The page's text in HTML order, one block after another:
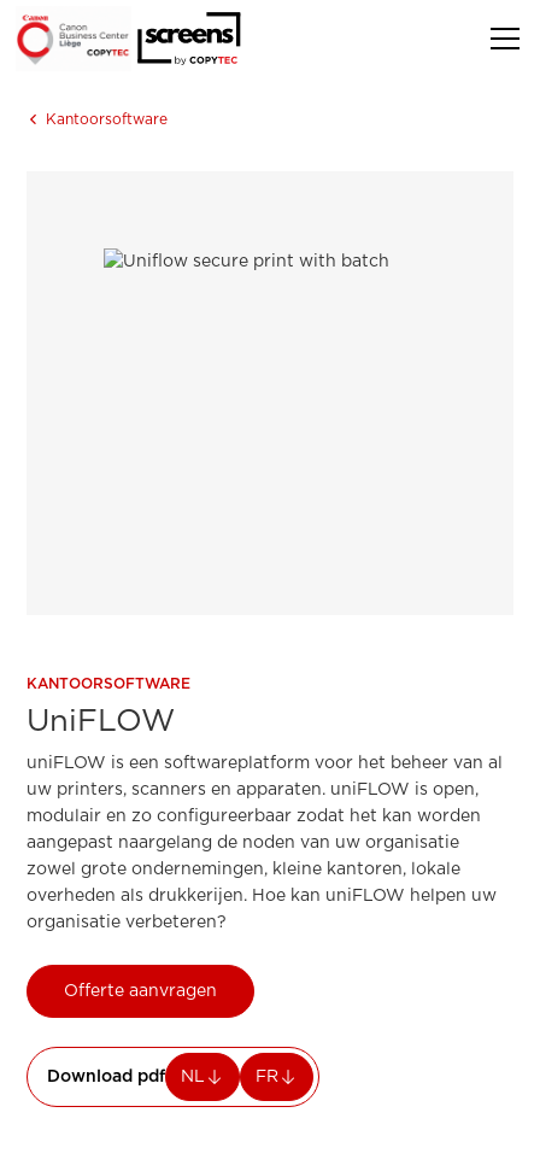
Kantoorsoftware
KANTOORSOFTWARE
UniFLOW
uniFLOW is een softwareplatform voor het beheer van al
uw printers, scanners en apparaten. uniFLOW is open,
modulair en zo configureerbaar zodat het kan worden
aangepast naargelang de noden van uw organisatie
zowel grote ondernemingen, kleine kantoren, lokale
overheden als drukkerijen. Hoe kan uniFLOW helpen uw
organisatie verbeteren?
Offerte aanvragen
Download pdf NL FR